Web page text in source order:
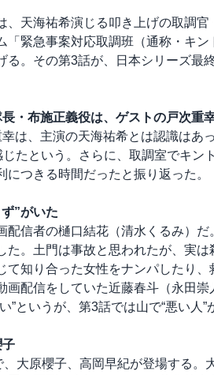
、天海祐希演じる叩き上げの取調
「緊急事案対応取調班（通称・キ
る。その第3話が、日本シリーズ最
・布施正義役は、ゲストの戸次重
は、主演の天海祐希とは認識はあ
じたという。さらに、取調室でキン
つきる時間だったと振り返った。
”がいた
配信者の樋口結花（清水くるみ）
た。土門は事故と思われたが、実
て知り合った女性をナンパしたり
画配信をしていた近藤春斗（永田
”というが、第3話では山で“悪い人”
子
大原櫻子、高岡早紀が登場する。